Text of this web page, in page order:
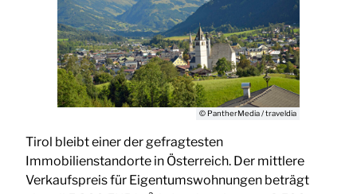
© PantherMedia / traveldia
Tirol bleibt einer der gefragtesten
Immobilienstandorte in Österreich. Der mittlere
Verkaufspreis für Eigentumswohnungen beträgt